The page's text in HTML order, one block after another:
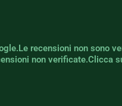
recensioni non sono
non verificate.Clicca